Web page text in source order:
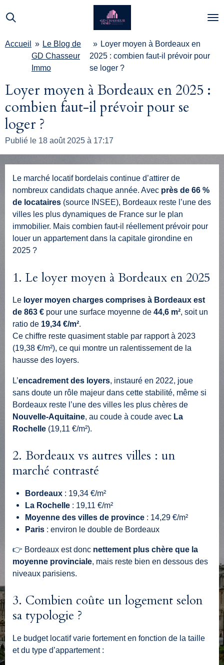
Passer
au
principal
Accueil » Le Blog de
GD Chasseur
Immo
» Loyer moyen à Bordeaux en
2025 : combien faut-il prévoir pour
se loger ?
Loyer moyen à Bordeaux en 2025 :
combien faut-il prévoir pour se
loger ?
Publié le 18 août 2025 à 17:17
Le marché locatif bordelais continue d’attirer de
nombreux candidats chaque année. Avec près de 66 %
de locataires (source INSEE), Bordeaux reste l’une des
villes les plus dynamiques de France sur le plan
immobilier. Mais combien faut-il réellement prévoir pour
louer un appartement dans la capitale girondine en
2025 ?
1. Le loyer moyen à Bordeaux en 2025
Le loyer moyen charges comprises à Bordeaux est
de 863 € pour une surface moyenne de 44,6 m², soit un
ratio de 19,34 €/m².
Ce chiffre reste quasiment stable par rapport à 2023
(19,38 €/m²), ce qui montre un ralentissement de la
hausse des loyers.
L’encadrement des loyers, instauré en 2022, joue
sans doute un rôle majeur dans cette stabilité, même si
Bordeaux reste l’une des villes les plus chères de
Nouvelle-Aquitaine, au coude à coude avec La
Rochelle (19,11 €/m²).
2. Bordeaux vs autres villes : un
marché contrasté
Bordeaux: 19,34 €/m²
La Rochelle: 19,11 €/m²
Moyenne des villes de province: 14,29 €/m²
Paris: environ le double de Bordeaux
👉 Bordeaux est donc nettement plus chère que la
moyenne provinciale, mais reste bien en dessous des
niveaux parisiens.
3. Combien coûte un logement selon
sa typologie ?
Le budget locatif varie fortement en fonction de la taille
et du type d’appartement :